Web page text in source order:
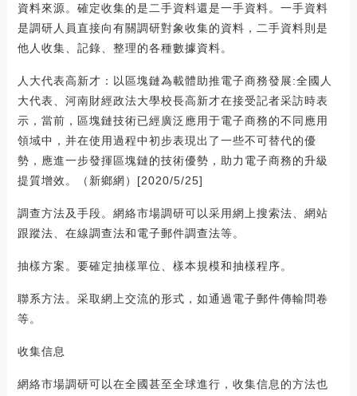
資料來源。確定收集的是二手資料還是一手資料。一手資料
是調研人員直接向有關調研對象收集的資料，二手資料則是
他人收集、記錄、整理的各種數據資料。
人大代表高新才：以區塊鏈為載體助推電子商務發展:全國人
大代表、河南財經政法大學校長高新才在接受記者采訪時表
示，當前，區塊鏈技術已經廣泛應用于電子商務的不同應用
領域中，并在使用過程中初步表現出了一些不可替代的優
勢，應進一步發揮區塊鏈的技術優勢，助力電子商務的升級
提質增效。（新鄉網）[2020/5/25]
調查方法及手段。網絡市場調研可以采用網上搜索法、網站
跟蹤法、在線調查法和電子郵件調查法等。
抽樣方案。要確定抽樣單位、樣本規模和抽樣程序。
聯系方法。采取網上交流的形式，如通過電子郵件傳輸問卷
等。
收集信息
網絡市場調研可以在全國甚至全球進行，收集信息的方法也